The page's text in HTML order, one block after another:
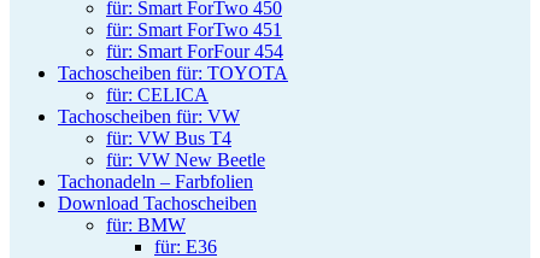
für: Smart ForTwo 450
für: Smart ForTwo 451
für: Smart ForFour 454
Tachoscheiben für: TOYOTA
für: CELICA
Tachoscheiben für: VW
für: VW Bus T4
für: VW New Beetle
Tachonadeln – Farbfolien
Download Tachoscheiben
für: BMW
für: E36